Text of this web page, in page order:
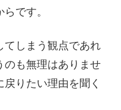
です。
てしまう観点であれ
のも無理はありませ
りたい理由を聞く